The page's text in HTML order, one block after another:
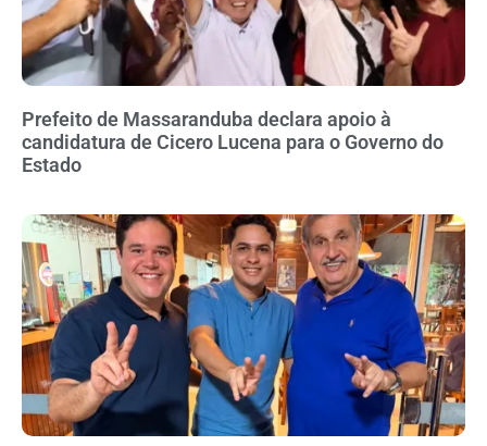
Prefeito de Massaranduba declara apoio à
candidatura de Cicero Lucena para o Governo do
Estado